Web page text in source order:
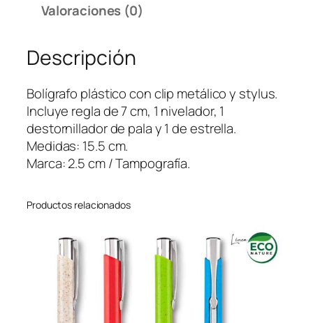
X
-
t
o
o
l
6
1
Valoraciones (0)
Descripción
Bolígrafo plástico con clip metálico y stylus.
Incluye regla de 7 cm, 1 nivelador, 1
destornillador de pala y 1 de estrella.
Medidas: 15.5 cm.
Marca: 2.5 cm / Tampografía.
Productos relacionados